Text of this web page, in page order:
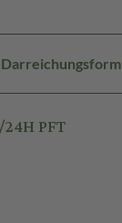
PFT